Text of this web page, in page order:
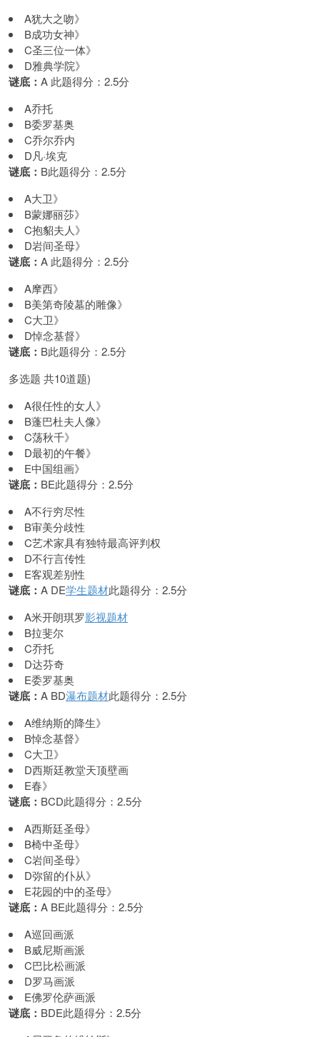
A犹大之吻》
B成功女神》
C圣三位一体》
D雅典学院》
谜底： A 此题得分：2.5分
A乔托
B委罗基奥
C乔尔乔内
D凡·埃克
谜底： B此题得分：2.5分
A大卫》
B蒙娜丽莎》
C抱貂夫人》
D岩间圣母》
谜底： A 此题得分：2.5分
A摩西》
B美第奇陵墓的雕像》
C大卫》
D悼念基督》
谜底： B此题得分：2.5分
多选题 共10道题)
A很任性的女人》
B蓬巴杜夫人像》
C荡秋千》
D最初的午餐》
E中国组画》
谜底： BE此题得分：2.5分
A不行穷尽性
B审美分歧性
C艺术家具有独特最高评判权
D不行言传性
E客观差别性
谜底： A DE学生题材此题得分：2.5分
A米开朗琪罗影视题材
B拉斐尔
C乔托
D达芬奇
E委罗基奥
谜底： A BD瀑布题材此题得分：2.5分
A维纳斯的降生》
B悼念基督》
C大卫》
D西斯廷教堂天顶壁画
E春》
谜底： BCD此题得分：2.5分
A西斯廷圣母》
B椅中圣母》
C岩间圣母》
D弥留的仆从》
E花园的中的圣母》
谜底： A BE此题得分：2.5分
A巡回画派
B威尼斯画派
C巴比松画派
D罗马画派
E佛罗伦萨画派
谜底： BDE此题得分：2.5分